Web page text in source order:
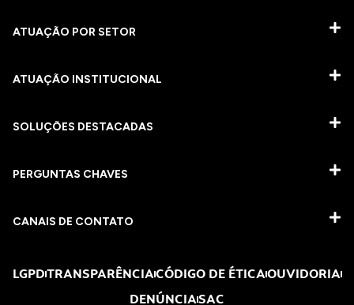
ATUAÇÃO POR SETOR
ATUAÇÃO INSTITUCIONAL
SOLUÇÕES DESTACADAS
PERGUNTAS CHAVES​
CANAIS DE CONTATO
LGPDTRANSPARÊNCIACÓDIGO DE ÉTICAOUVIDORIA
DENÚNCIASAC